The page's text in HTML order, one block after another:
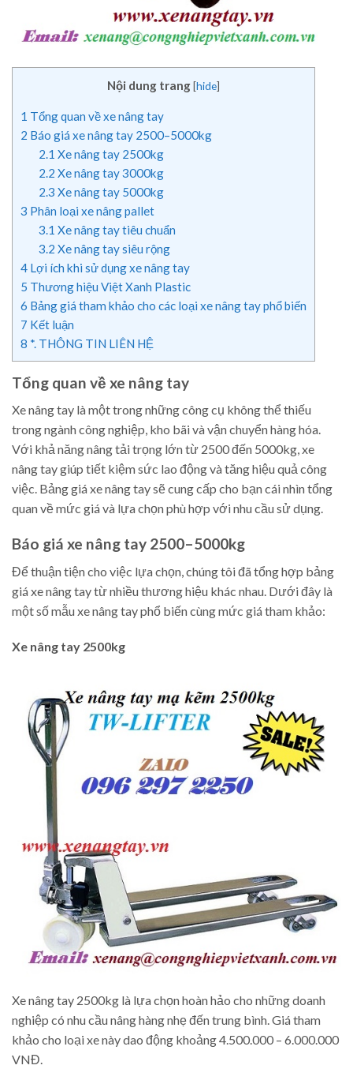
Nội dung trang[hide]
1 Tổng quan về xe nâng tay
2 Báo giá xe nâng tay 2500–5000kg
2.1 Xe nâng tay 2500kg
2.2 Xe nâng tay 3000kg
2.3 Xe nâng tay 5000kg
3 Phân loại xe nâng pallet
3.1 Xe nâng tay tiêu chuẩn
3.2 Xe nâng tay siêu rộng
4 Lợi ích khi sử dụng xe nâng tay
5 Thương hiệu Việt Xanh Plastic
6 Bảng giá tham khảo cho các loại xe nâng tay phổ biến
7 Kết luận
8 *. THÔNG TIN LIÊN HỆ
Tổng quan về xe nâng tay
Xe nâng tay là một trong những công cụ không thể thiếu
trong ngành công nghiệp, kho bãi và vận chuyển hàng hóa.
Với khả năng nâng tải trọng lớn từ 2500 đến 5000kg, xe
nâng tay giúp tiết kiệm sức lao động và tăng hiệu quả công
việc. Bảng giá xe nâng tay sẽ cung cấp cho bạn cái nhìn tổng
quan về mức giá và lựa chọn phù hợp với nhu cầu sử dụng.
Báo giá xe nâng tay 2500–5000kg
Để thuận tiện cho việc lựa chọn, chúng tôi đã tổng hợp bảng
giá xe nâng tay từ nhiều thương hiệu khác nhau. Dưới đây là
một số mẫu xe nâng tay phổ biến cùng mức giá tham khảo:
Xe nâng tay 2500kg
Xe nâng tay 2500kg là lựa chọn hoàn hảo cho những doanh
nghiệp có nhu cầu nâng hàng nhẹ đến trung bình. Giá tham
khảo cho loại xe này dao động khoảng 4.500.000 – 6.000.000
VNĐ.